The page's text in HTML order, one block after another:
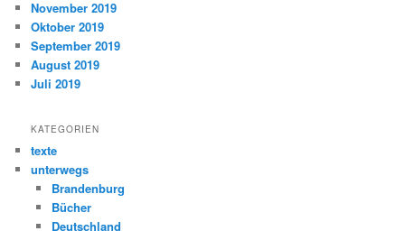
November 2019
Oktober 2019
September 2019
August 2019
Juli 2019
KATEGORIEN
texte
unterwegs
Brandenburg
Bücher
Deutschland